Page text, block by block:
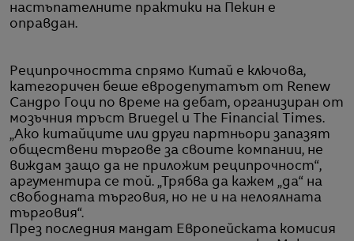
настъпателните практики на Пекин е
оправдан.
Реципрочността спрямо Китай е ключова,
категоричен беше евродепутатът от Renew
Сандро Гоци по време на дебат, организиран от
мозъчния тръст Bruegel и The Financial Times.
„Ако китайците или други партньори запазят
обществени търгове за своите компании, не
виждам защо да не приложим реципрочност“,
аргументира се той. „Трябва да кажем „да“ на
свободната търговия, но не и на нелоялната
търговия“.
През последния мандат Европейската комисия